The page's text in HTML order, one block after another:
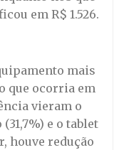
em R$ 1.526.
mais
que ocorria em
vieram o
e o tablet
houve redução